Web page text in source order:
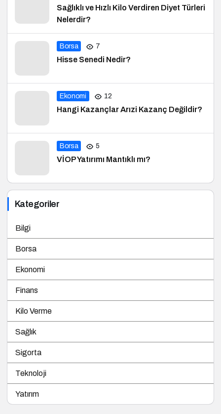
Sağlıklı ve Hızlı Kilo Verdiren Diyet Türleri
Nelerdir?
Borsa 7
Hisse Senedi Nedir?
Ekonomi 12
Hangi Kazançlar Arızi Kazanç Değildir?
Borsa 5
VİOP Yatırımı Mantıklı mı?
Kategoriler
Bilgi
Borsa
Ekonomi
Finans
Kilo Verme
Sağlık
Sigorta
Teknoloji
Yatırım